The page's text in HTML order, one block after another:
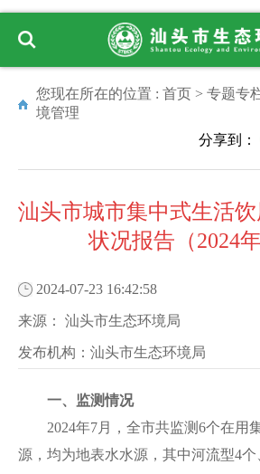
您现在所在的位置 : 首页 > 专题专
境管理
分享到：
汕头市城市集中式生活
状况报告（2024年
2024-07-23 16:42:58
来源： 汕头市生态环境局
发布机构： 汕头市生态环境局
一、监测情况
2024年7月，全市共监测6个在用
源，均为地表水水源，其中河流型4个